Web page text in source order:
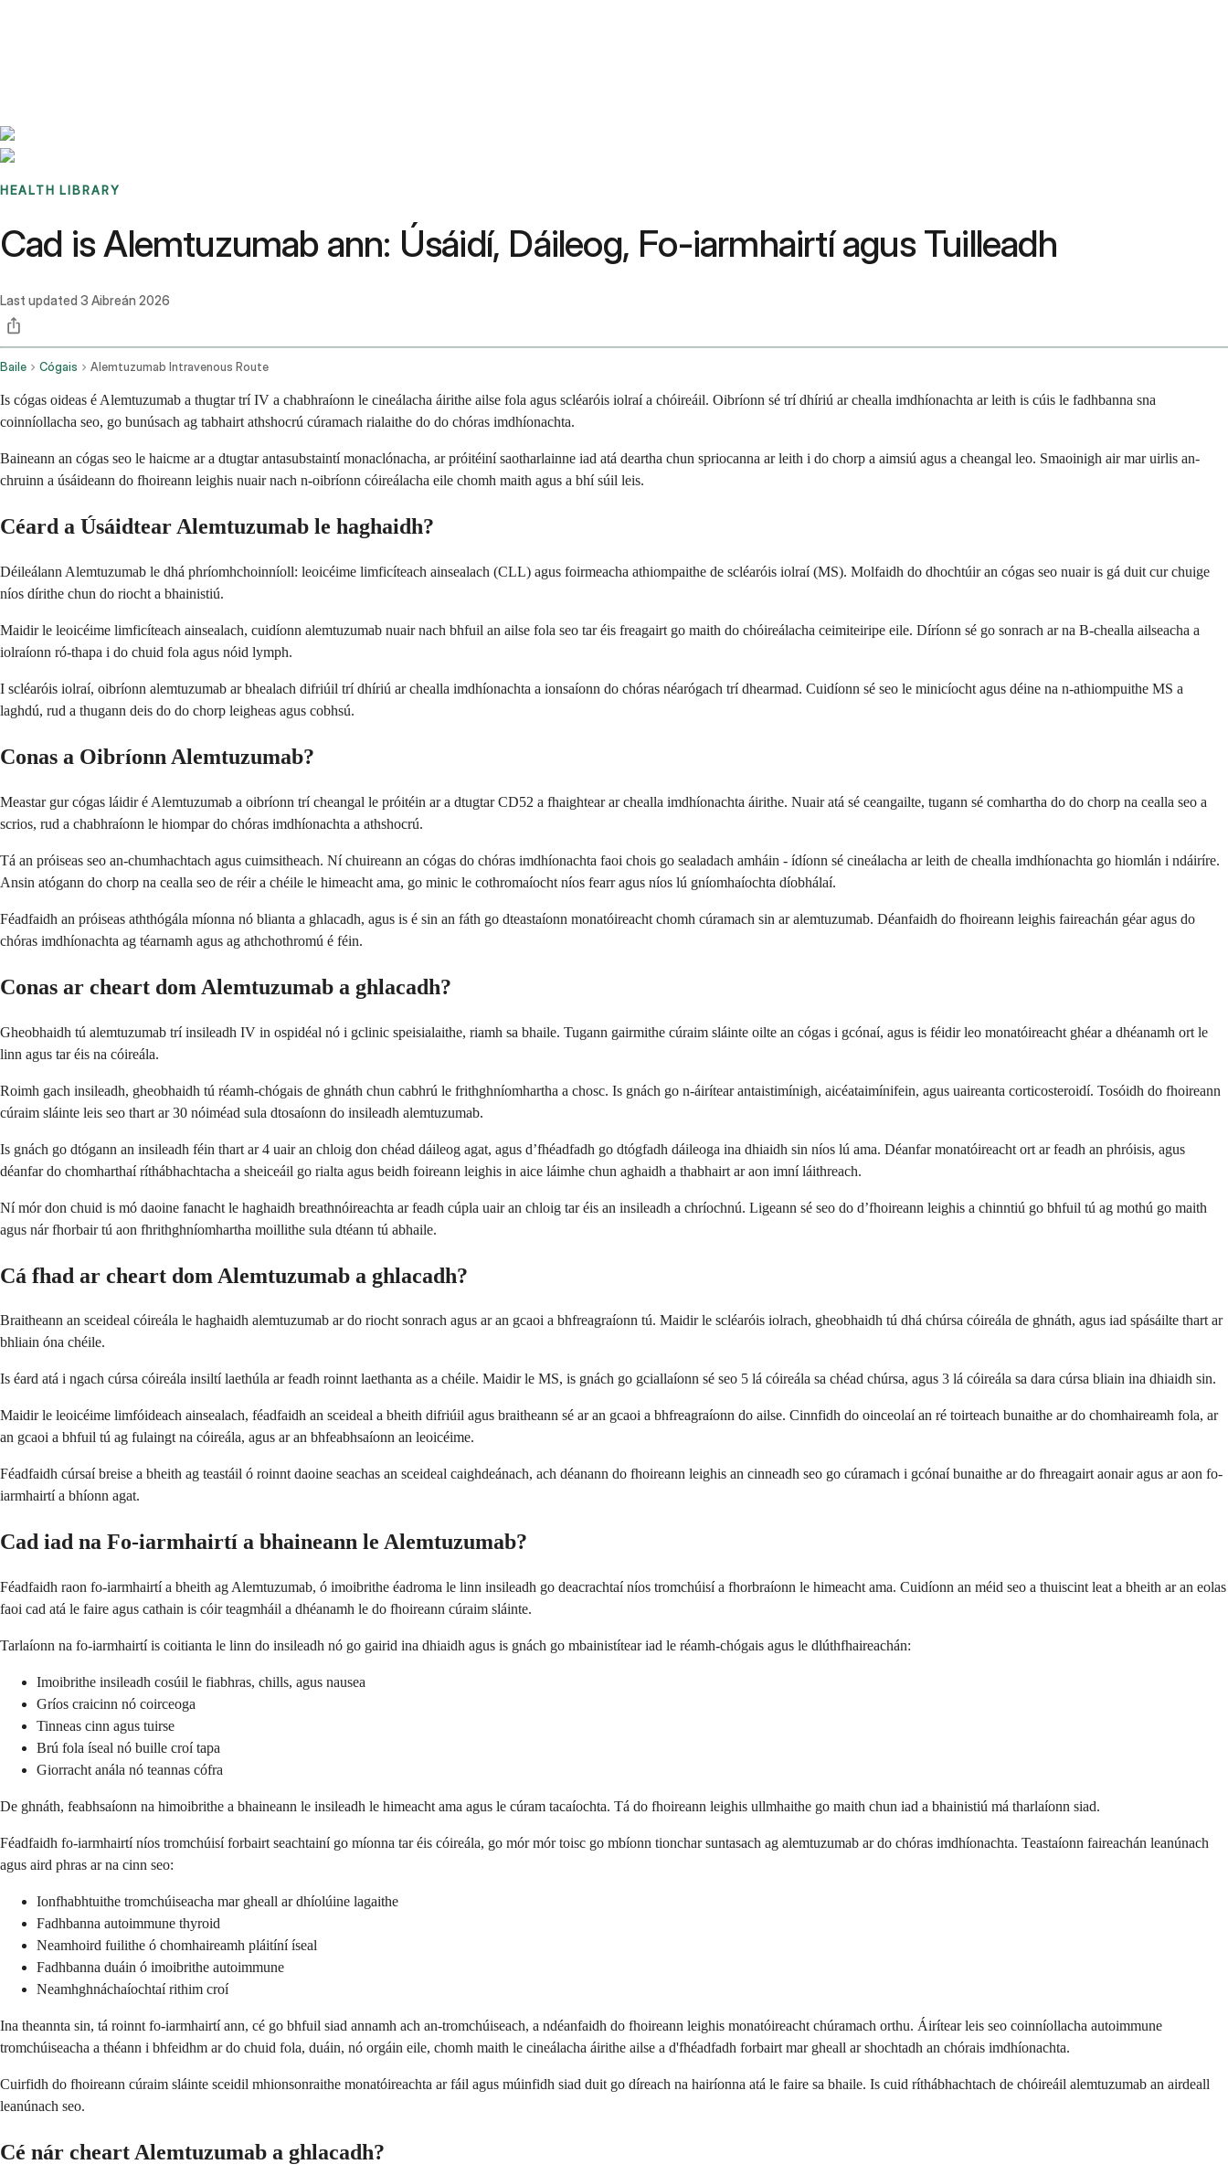
HEALTH LIBRARY
Cad is Alemtuzumab ann: Úsáidí, Dáileog, Fo-iarmhairtí agus Tuilleadh
Last updated 3 Aibreán 2026
Baile Cógais Alemtuzumab Intravenous Route
Is cógas oideas é Alemtuzumab a thugtar trí IV a chabhraíonn le cineálacha áirithe ailse fola agus scléaróis iolraí a chóireáil. Oibríonn sé trí dhíriú ar chealla imdhíonachta ar leith is cúis le fadhbanna sna
coinníollacha seo, go bunúsach ag tabhairt athshocrú cúramach rialaithe do do chóras imdhíonachta.
Baineann an cógas seo le haicme ar a dtugtar antasubstaintí monaclónacha, ar próitéiní saotharlainne iad atá deartha chun spriocanna ar leith i do chorp a aimsiú agus a cheangal leo. Smaoinigh air mar uirlis an-
chruinn a úsáideann do fhoireann leighis nuair nach n-oibríonn cóireálacha eile chomh maith agus a bhí súil leis.
Céard a Úsáidtear Alemtuzumab le haghaidh?
Déileálann Alemtuzumab le dhá phríomhchoinníoll: leoicéime limficíteach ainsealach (CLL) agus foirmeacha athiompaithe de scléaróis iolraí (MS). Molfaidh do dhochtúir an cógas seo nuair is gá duit cur chuige
níos dírithe chun do riocht a bhainistiú.
Maidir le leoicéime limficíteach ainsealach, cuidíonn alemtuzumab nuair nach bhfuil an ailse fola seo tar éis freagairt go maith do chóireálacha ceimiteiripe eile. Díríonn sé go sonrach ar na B-chealla ailseacha a
iolraíonn ró-thapa i do chuid fola agus nóid lymph.
I scléaróis iolraí, oibríonn alemtuzumab ar bhealach difriúil trí dhíriú ar chealla imdhíonachta a ionsaíonn do chóras néarógach trí dhearmad. Cuidíonn sé seo le minicíocht agus déine na n-athiompuithe MS a
laghdú, rud a thugann deis do do chorp leigheas agus cobhsú.
Conas a Oibríonn Alemtuzumab?
Meastar gur cógas láidir é Alemtuzumab a oibríonn trí cheangal le próitéin ar a dtugtar CD52 a fhaightear ar chealla imdhíonachta áirithe. Nuair atá sé ceangailte, tugann sé comhartha do do chorp na cealla seo a
scrios, rud a chabhraíonn le hiompar do chóras imdhíonachta a athshocrú.
Tá an próiseas seo an-chumhachtach agus cuimsitheach. Ní chuireann an cógas do chóras imdhíonachta faoi chois go sealadach amháin - ídíonn sé cineálacha ar leith de chealla imdhíonachta go hiomlán i ndáiríre.
Ansin atógann do chorp na cealla seo de réir a chéile le himeacht ama, go minic le cothromaíocht níos fearr agus níos lú gníomhaíochta díobhálaí.
Féadfaidh an próiseas aththógála míonna nó blianta a ghlacadh, agus is é sin an fáth go dteastaíonn monatóireacht chomh cúramach sin ar alemtuzumab. Déanfaidh do fhoireann leighis faireachán géar agus do
chóras imdhíonachta ag téarnamh agus ag athchothromú é féin.
Conas ar cheart dom Alemtuzumab a ghlacadh?
Gheobhaidh tú alemtuzumab trí insileadh IV in ospidéal nó i gclinic speisialaithe, riamh sa bhaile. Tugann gairmithe cúraim sláinte oilte an cógas i gcónaí, agus is féidir leo monatóireacht ghéar a dhéanamh ort le
linn agus tar éis na cóireála.
Roimh gach insileadh, gheobhaidh tú réamh-chógais de ghnáth chun cabhrú le frithghníomhartha a chosc. Is gnách go n-áirítear antaistimínigh, aicéataimínifein, agus uaireanta corticosteroidí. Tosóidh do fhoireann
cúraim sláinte leis seo thart ar 30 nóiméad sula dtosaíonn do insileadh alemtuzumab.
Is gnách go dtógann an insileadh féin thart ar 4 uair an chloig don chéad dáileog agat, agus d’fhéadfadh go dtógfadh dáileoga ina dhiaidh sin níos lú ama. Déanfar monatóireacht ort ar feadh an phróisis, agus
déanfar do chomharthaí ríthábhachtacha a sheiceáil go rialta agus beidh foireann leighis in aice láimhe chun aghaidh a thabhairt ar aon imní láithreach.
Ní mór don chuid is mó daoine fanacht le haghaidh breathnóireachta ar feadh cúpla uair an chloig tar éis an insileadh a chríochnú. Ligeann sé seo do d’fhoireann leighis a chinntiú go bhfuil tú ag mothú go maith
agus nár fhorbair tú aon fhrithghníomhartha moillithe sula dtéann tú abhaile.
Cá fhad ar cheart dom Alemtuzumab a ghlacadh?
Braitheann an sceideal cóireála le haghaidh alemtuzumab ar do riocht sonrach agus ar an gcaoi a bhfreagraíonn tú. Maidir le scléaróis iolrach, gheobhaidh tú dhá chúrsa cóireála de ghnáth, agus iad spásáilte thart ar
bhliain óna chéile.
Is éard atá i ngach cúrsa cóireála insiltí laethúla ar feadh roinnt laethanta as a chéile. Maidir le MS, is gnách go gciallaíonn sé seo 5 lá cóireála sa chéad chúrsa, agus 3 lá cóireála sa dara cúrsa bliain ina dhiaidh sin.
Maidir le leoicéime limfóideach ainsealach, féadfaidh an sceideal a bheith difriúil agus braitheann sé ar an gcaoi a bhfreagraíonn do ailse. Cinnfidh do oinceolaí an ré toirteach bunaithe ar do chomhaireamh fola, ar
an gcaoi a bhfuil tú ag fulaingt na cóireála, agus ar an bhfeabhsaíonn an leoicéime.
Féadfaidh cúrsaí breise a bheith ag teastáil ó roinnt daoine seachas an sceideal caighdeánach, ach déanann do fhoireann leighis an cinneadh seo go cúramach i gcónaí bunaithe ar do fhreagairt aonair agus ar aon fo-
iarmhairtí a bhíonn agat.
Cad iad na Fo-iarmhairtí a bhaineann le Alemtuzumab?
Féadfaidh raon fo-iarmhairtí a bheith ag Alemtuzumab, ó imoibrithe éadroma le linn insileadh go deacrachtaí níos tromchúisí a fhorbraíonn le himeacht ama. Cuidíonn an méid seo a thuiscint leat a bheith ar an eolas
faoi cad atá le faire agus cathain is cóir teagmháil a dhéanamh le do fhoireann cúraim sláinte.
Tarlaíonn na fo-iarmhairtí is coitianta le linn do insileadh nó go gairid ina dhiaidh agus is gnách go mbainistítear iad le réamh-chógais agus le dlúthfhaireachán:
Imoibrithe insileadh cosúil le fiabhras, chills, agus nausea
Gríos craicinn nó coirceoga
Tinneas cinn agus tuirse
Brú fola íseal nó buille croí tapa
Giorracht anála nó teannas cófra
De ghnáth, feabhsaíonn na himoibrithe a bhaineann le insileadh le himeacht ama agus le cúram tacaíochta. Tá do fhoireann leighis ullmhaithe go maith chun iad a bhainistiú má tharlaíonn siad.
Féadfaidh fo-iarmhairtí níos tromchúisí forbairt seachtainí go míonna tar éis cóireála, go mór mór toisc go mbíonn tionchar suntasach ag alemtuzumab ar do chóras imdhíonachta. Teastaíonn faireachán leanúnach
agus aird phras ar na cinn seo:
Ionfhabhtuithe tromchúiseacha mar gheall ar dhíolúine lagaithe
Fadhbanna autoimmune thyroid
Neamhoird fuilithe ó chomhaireamh pláitíní íseal
Fadhbanna duáin ó imoibrithe autoimmune
Neamhghnáchaíochtaí rithim croí
Ina theannta sin, tá roinnt fo-iarmhairtí ann, cé go bhfuil siad annamh ach an-tromchúiseach, a ndéanfaidh do fhoireann leighis monatóireacht chúramach orthu. Áirítear leis seo coinníollacha autoimmune
tromchúiseacha a théann i bhfeidhm ar do chuid fola, duáin, nó orgáin eile, chomh maith le cineálacha áirithe ailse a d'fhéadfadh forbairt mar gheall ar shochtadh an chórais imdhíonachta.
Cuirfidh do fhoireann cúraim sláinte sceidil mhionsonraithe monatóireachta ar fáil agus múinfidh siad duit go díreach na hairíonna atá le faire sa bhaile. Is cuid ríthábhachtach de chóireáil alemtuzumab an airdeall
leanúnach seo.
Cé nár cheart Alemtuzumab a ghlacadh?